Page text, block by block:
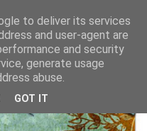
to deliver its services
and user-agent are
and security
generate usage
abuse.
GOT IT